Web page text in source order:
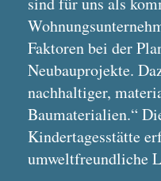
Faktoren bei der
Neubauprojekte.
nachhaltiger,
Baumaterialien.“
Kindertagesstätte
umweltfreundliche